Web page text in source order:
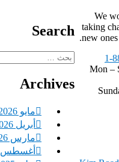
Search
البحث
Archives
مايو 2026
أبريل 2026
مارس 2026
أغسطس 2025
We
taking
new
Mon –